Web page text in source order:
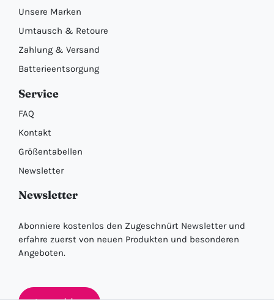
Unsere Marken
Umtausch & Retoure
Zahlung & Versand
Batterieentsorgung
Service
FAQ
Kontakt
Größentabellen
Newsletter
Newsletter
Abonniere kostenlos den Zugeschnürt Newsletter und
erfahre zuerst von neuen Produkten und besonderen
Angeboten.
Anmelden